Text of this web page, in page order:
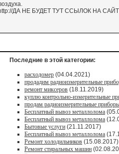
http://ДА НЕ БУДЕТ ТУТ ССЫЛОК НА
Последние в этой категории:
расходомер (04.04.2021)
продадим радиоизмерительные
ремонт миксеров (18.11.2019)
куплю контрольно-измерительные
продам радиоизмерительные
Бесплатный вывоз металлолома
Бесплатный вывоз металлолома
Бытовые услуги (21.11.2017)
Бесплатный вывоз металлолома
Ремонт холодильников (15.08.2017)
Ремонт стиральных машин